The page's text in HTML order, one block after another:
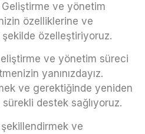
Geliştirme ve yönetim
özelliklerine ve
özelleştiriyoruz.
ve yönetim süreci
yanınızdayız.
ve gerektiğinde yeniden
destek sağlıyoruz.
ve